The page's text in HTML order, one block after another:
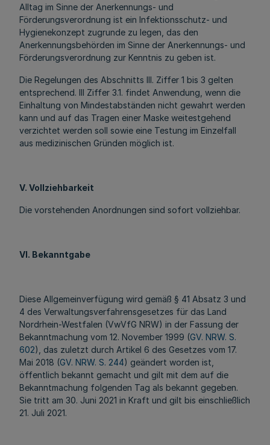
Alltag im Sinne der Anerkennungs- und
Förderungsverordnung ist ein Infektionsschutz- und
Hygienekonzept zugrunde zu legen, das den
Anerkennungsbehörden im Sinne der Anerkennungs- und
Förderungsverordnung zur Kenntnis zu geben ist.
Die Regelungen des Abschnitts III. Ziffer 1 bis 3 gelten
entsprechend. III Ziffer 3.1. findet Anwendung, wenn die
Einhaltung von Mindestabständen nicht gewahrt werden
kann und auf das Tragen einer Maske weitestgehend
verzichtet werden soll sowie eine Testung im Einzelfall
aus medizinischen Gründen möglich ist.
V. Vollziehbarkeit
Die vorstehenden Anordnungen sind sofort vollziehbar.
VI. Bekanntgabe
Diese Allgemeinverfügung wird gemäß § 41 Absatz 3 und
4 des Verwaltungsverfahrensgesetzes für das Land
Nordrhein-Westfalen (VwVfG NRW) in der Fassung der
Bekanntmachung vom 12. November 1999 (GV. NRW. S.
602), das zuletzt durch Artikel 6 des Gesetzes vom 17.
Mai 2018 (GV. NRW. S. 244) geändert worden ist,
öffentlich bekannt gemacht und gilt mit dem auf die
Bekanntmachung folgenden Tag als bekannt gegeben.
Sie tritt am 30. Juni 2021 in Kraft und gilt bis einschließlich
21. Juli 2021.